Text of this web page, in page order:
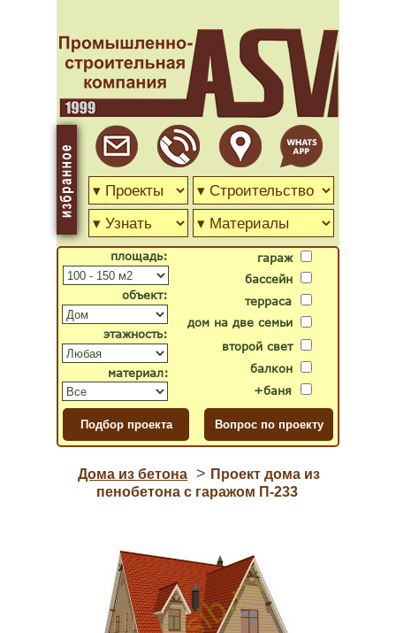
гараж
бассейн
второй свет
дом на две семьи
терраса
балкон
+баня
объект:
материал:
площадь:
этажность:
Дома из бетона > Проект дома из
пенобетона с гаражом П-233